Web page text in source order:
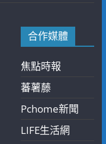
合作媒體
焦點時報
蕃薯藤
Pchome新聞
LIFE生活網